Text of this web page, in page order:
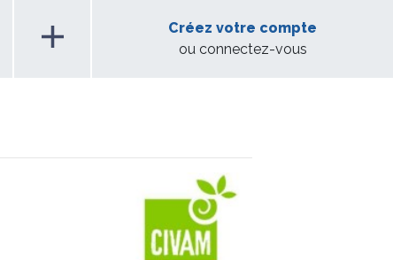
add
Créez votre compte
ou connectez-vous